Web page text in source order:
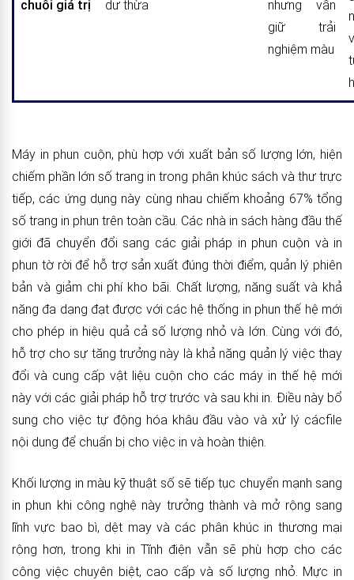
chuỗi giá trị
dư thừa
nhưng vẫn
giữ trải
nghiệm màu
Máy in phun cuộn, phù hợp với xuất bản số lượng lớn, hiện
chiếm phần lớn số trang in trong phân khúc sách và thư trực
tiếp, các ứng dụng này cùng nhau chiếm khoảng 67% tổng
số trang in phun trên toàn cầu. Các nhà in sách hàng đầu thế
giới đã chuyển đổi sang các giải pháp in phun cuộn và in
phun tờ rời để hỗ trợ sản xuất đúng thời điểm, quản lý phiên
bản và giảm chi phí kho bãi. Chất lượng, năng suất và khả
năng đa dạng đạt được với các hệ thống in phun thế hệ mới
cho phép in hiệu quả cả số lượng nhỏ và lớn. Cùng với đó,
hỗ trợ cho sự tăng trưởng này là khả năng quản lý việc thay
đổi và cung cấp vật liệu cuộn cho các máy in thế hệ mới
này với các giải pháp hỗ trợ trước và sau khi in. Điều này bổ
sung cho việc tự động hóa khâu đầu vào và xử lý cácfile
nội dung để chuẩn bị cho việc in và hoàn thiện.
Khối lượng in màu kỹ thuật số sẽ tiếp tục chuyển mạnh sang
in phun khi công nghệ này trưởng thành và mở rộng sang
lĩnh vực bao bì, dệt may và các phân khúc in thương mại
rộng hơn, trong khi in Tĩnh điện vẫn sẽ phù hợp cho các
công việc chuyên biệt, cao cấp và số lượng nhỏ. Mực in